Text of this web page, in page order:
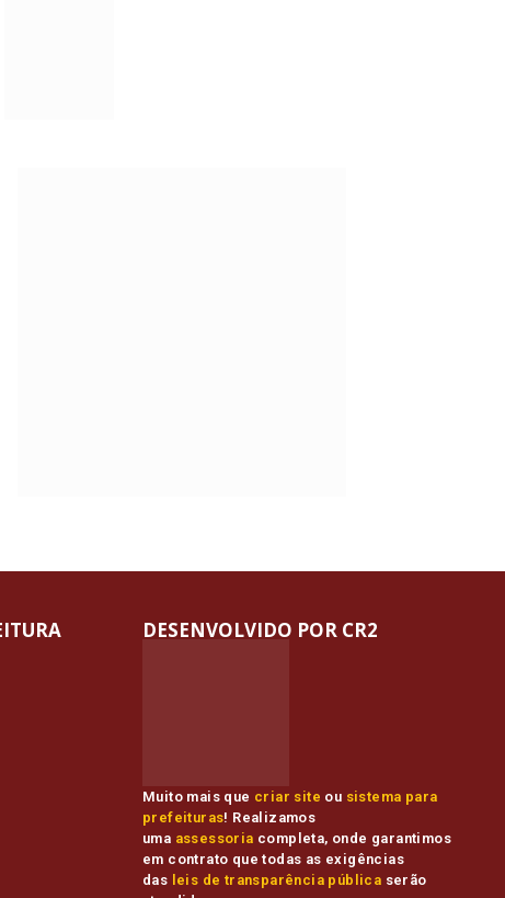
Muito mais que criar site ou sistema para
prefeituras! Realizamos
uma assessoria completa, onde garantimos
em contrato que todas as exigências
das leis de transparência pública serão
DESENVOLVIDO POR CR2